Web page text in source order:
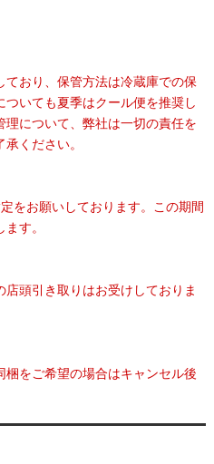
おり、保管方法は冷蔵庫での保
いても夏季はクール便を推奨し
について、弊社は一切の責任を
ください。
をお願いしております。この期間
す。
頭引き取りはお受けしておりま
をご希望の場合はキャンセル後